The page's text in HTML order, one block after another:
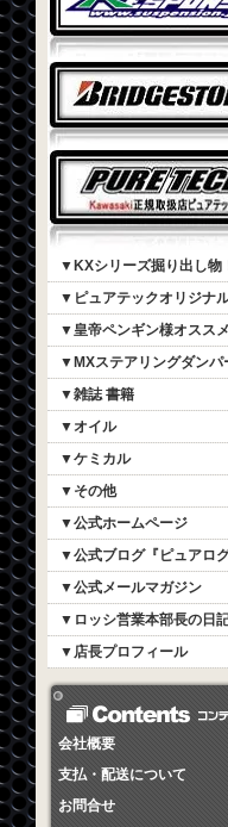
▼KXシリーズ掘り出し物
▼ピュアテックオリジナ
▼皇帝ペンギン様オスス
▼MXステアリングダンパ
▼雑誌 書籍
▼オイル
▼ケミカル
▼その他
▼公式ホームページ
▼公式ブログ『ピュアログ
▼公式メールマガジン
▼ロッシ営業本部長の日
▼店長プロフィール
会社概要
支払・配送について
お問合せ